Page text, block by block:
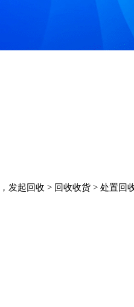
发起回收 > 回收收货 > 处置回